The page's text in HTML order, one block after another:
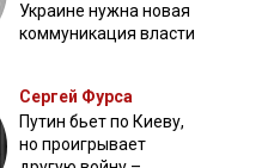
Украине нужна новая
коммуникация власти
Сергей Фурса
Путин бьет по Киеву,
но проигрывает